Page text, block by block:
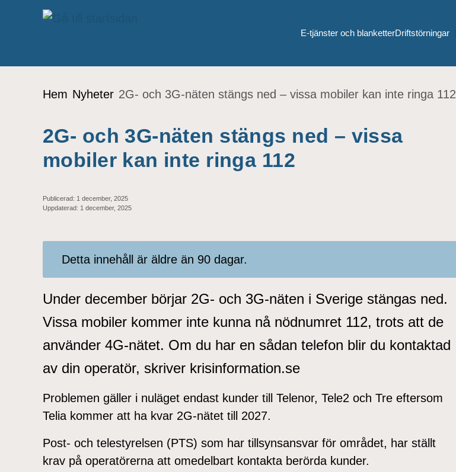
Gå till innehåll
E-tjänster och blanketterDriftstörningar
Du är här:
Hem Nyheter 2G- och 3G-näten stängs ned – vissa mobiler kan inte ringa 112
2G- och 3G-näten stängs ned – vissa
mobiler kan inte ringa 112
Publicerad: 1 december, 2025
Uppdaterad: 1 december, 2025
Detta innehåll är äldre än 90 dagar.
Under december börjar 2G- och 3G-näten i Sverige stängas ned.
Vissa mobiler kommer inte kunna nå nödnumret 112, trots att de
använder 4G-nätet. Om du har en sådan telefon blir du kontaktad
av din operatör, skriver krisinformation.se
Problemen gäller i nuläget endast kunder till Telenor, Tele2 och Tre eftersom
Telia kommer att ha kvar 2G-nätet till 2027.
Post- och telestyrelsen (PTS) som har tillsynsansvar för området, har ställt
krav på operatörerna att omedelbart kontakta berörda kunder.